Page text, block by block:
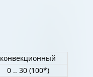
конвекционный
0 .. 30 (100*)